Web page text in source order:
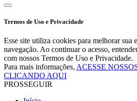
Termos de Uso e Privacidade
Esse site utiliza cookies para melhorar sua
navegação. Ao continuar o acesso,
com nossos Termos de Uso e Privacidade.
Para mais informações, ACESSE
CLICANDO AQUI
PROSSEGUIR